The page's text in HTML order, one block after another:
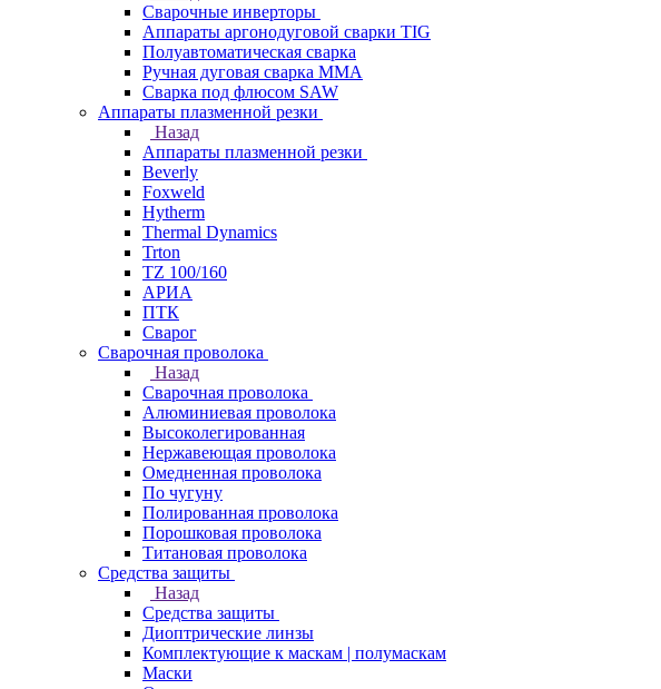
Сварочные инверторы
Аппараты аргонодуговой сварки TIG
Полуавтоматическая сварка
Ручная дуговая сварка MMA
Сварка под флюсом SAW
Аппараты плазменной резки
Назад
Аппараты плазменной резки
Beverly
Foxweld
Hytherm
Thermal Dynamics
Trton
TZ 100/160
АРИА
ПТК
Сварог
Сварочная проволока
Назад
Сварочная проволока
Алюминиевая проволока
Высоколегированная
Нержавеющая проволока
Омедненная проволока
По чугуну
Полированная проволока
Порошковая проволока
Титановая проволока
Средства защиты
Назад
Средства защиты
Диоптрические линзы
Комплектующие к маскам | полумаскам
Маски